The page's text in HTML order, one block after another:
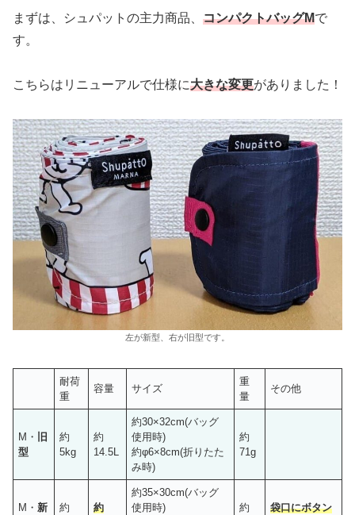
まずは、シュパットの主力商品、 コンパクトバッグMで
す。
こちらはリニューアルで仕様に大きな変更がありました！
左が新型、右が旧型です。
耐荷
重
容量 サイズ
重
量
その他
M・
旧
型
約
5kg
約
14.5L
約30×32cm(バッグ
使用時)
約φ6×8cm(折りたた
み時)
約
71g
M・新
約
約
約35×30cm(バッグ
使用時)
約
袋口にボタン